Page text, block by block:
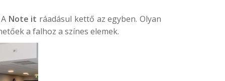
Note it ráadásul kettő az egyben. Olyan
a falhoz a színes elemek.